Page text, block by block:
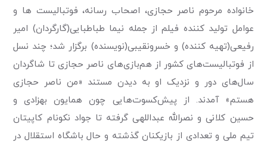
خانواده مرحوم ناصر حجازی، اصحاب رسانه، فوتبالیست ها و
عوامل تولید کننده فیلم از جمله نیما طباطبایی(گارگردان) امیر
رفیعی(تهیه کننده) و خسرونقیبی(نویسنده) برگزار شد؛ چند نسل
از فوتبالیست‌های کشور از هم‌بازی‌های ناصر حجازی تا شاگردان
سال‌های دور و نزدیک او به دیدن مستند «من ناصر حجازی
هستم» آمدند. از پیش‌کسوت‌هایی چون همایون بهزادی و
حسین کلانی و نصرالله عبداللهی گرفته تا جواد نکونام کاپیتان
تیم ملی و تعدادی از بازیکنان گذشته و حال باشگاه استقلال در